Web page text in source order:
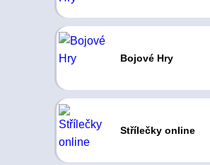
Bojové Hry
Střílečky online